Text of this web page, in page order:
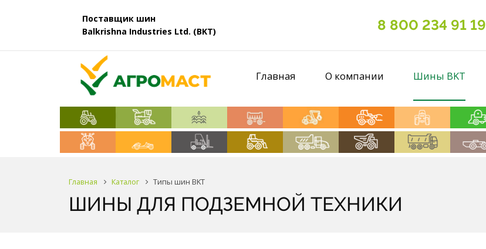
Поставщик шин
Balkrishna Industries Ltd. (BKT)
8 800 234 91 19
Главная О компании Шины BKT
Главная Каталог Типы шин BKT
ШИНЫ ДЛЯ ПОДЗЕМНОЙ ТЕХНИКИ